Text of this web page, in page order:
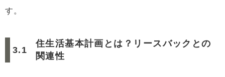
す。
住生活基本計画とは？リースバックとの
関連性